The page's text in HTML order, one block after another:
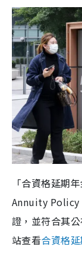
「合資格延期
Annuity Policy
證，並符合其
站查看合資格